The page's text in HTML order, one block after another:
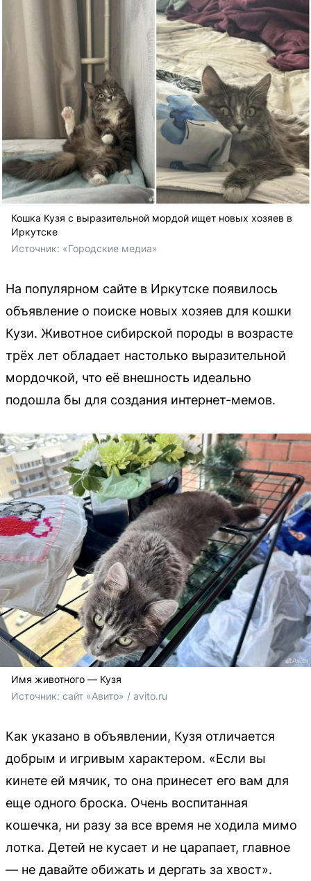
Кошка Кузя с выразительной мордой ищет новых хозяев в
Иркутске
Источник: «Городские медиа»
На популярном сайте в Иркутске появилось
объявление о поиске новых хозяев для кошки
Кузи. Животное сибирской породы в возрасте
трёх лет обладает настолько выразительной
мордочкой, что её внешность идеально
подошла бы для создания интернет-мемов.
Имя животного — Кузя
Источник: сайт «Авито» / avito.ru
Как указано в объявлении, Кузя отличается
добрым и игривым характером. «Если вы
кинете ей мячик, то она принесет его вам для
еще одного броска. Очень воспитанная
кошечка, ни разу за все время не ходила мимо
лотка. Детей не кусает и не царапает, главное
— не давайте обижать и дергать за хвост».